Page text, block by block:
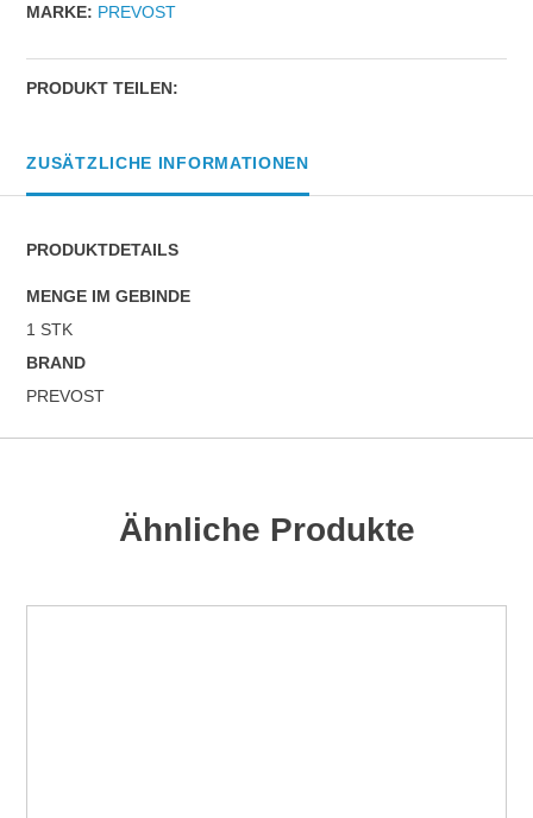
Auslösehebel
Menge
MARKE: PREVOST
PRODUKT TEILEN:
ZUSÄTZLICHE INFORMATIONEN
PRODUKTDETAILS
MENGE IM GEBINDE
1 STK
BRAND
PREVOST
Ähnliche Produkte